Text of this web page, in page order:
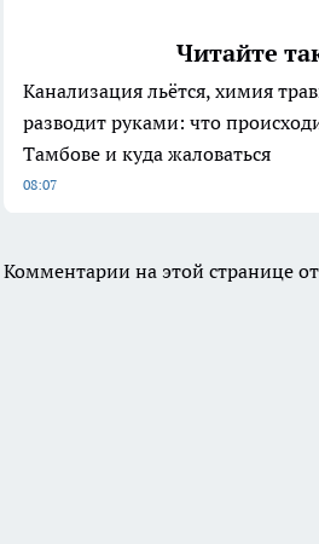
Читайте
Канализация льётся, химия
разводит руками: что
Тамбове и куда жаловаться
08:07
Комментарии на этой странице